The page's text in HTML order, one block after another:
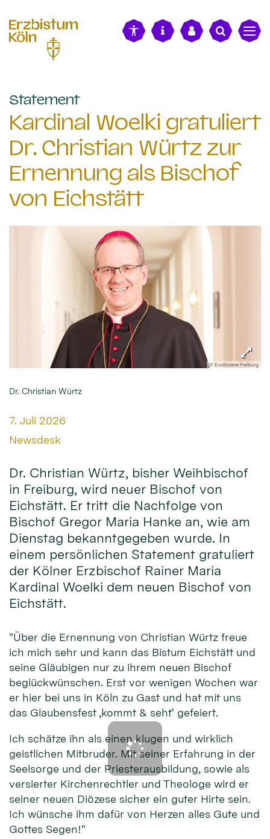
Statement:
Kardinal Woelki gratuliert
Dr. Christian Würtz zur
Ernennung als Bischof
von Eichstätt
© Erzdiözese Freiburg
Dr. Christian Würtz
Datum:
7. Juli 2026
Von:
Newsdesk
Dr. Christian Würtz, bisher Weihbischof
in Freiburg, wird neuer Bischof von
Eichstätt. Er tritt die Nachfolge von
Bischof Gregor Maria Hanke an, wie am
Dienstag bekanntgegeben wurde. In
einem persönlichen Statement gratuliert
der Kölner Erzbischof Rainer Maria
Kardinal Woelki dem neuen Bischof von
Eichstätt.
"Über die Ernennung von Christian Würtz freue
ich mich sehr und kann das Bistum Eichstätt und
seine Gläubigen nur zu ihrem neuen Bischof
beglückwünschen. Erst vor wenigen Wochen war
er hier bei uns in Köln zu Gast und hat mit uns
das Glaubensfest ‚kommt & seht‘ gefeiert.
Ich schätze ihn als einen klugen und wirklich
geistlichen Mitbruder. Mit seiner Erfahrung in der
Seelsorge und der Priesterausbildung, sowie als
versierter Kirchenrechtler und Theologe wird er
seiner neuen Diözese sicher ein guter Hirte sein.
Ich wünsche ihm dafür von Herzen alles Gute und
Gottes Segen!"